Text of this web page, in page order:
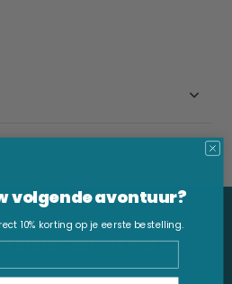
producten ook leuk:
volgende avontuur?
10% korting op je eerste bestelling.